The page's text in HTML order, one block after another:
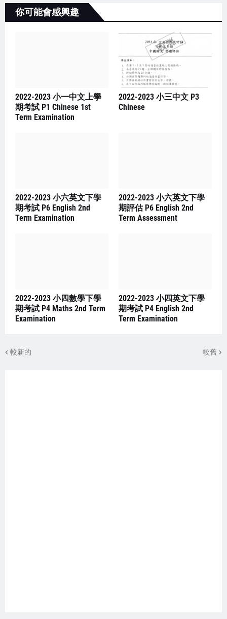
你可能會感興趣
2022-2023 小一中文上學
期考試 P1 Chinese 1st
Term Examination
2022-2023 小三中文 P3
Chinese
2022-2023 小六英文下學
期考試 P6 English 2nd
Term Examination
2022-2023 小六英文下學
期評估 P6 English 2nd
Term Assessment
2022-2023 小四數學下學
期考試 P4 Maths 2nd Term
Examination
2022-2023 小四英文下學
期考試 P4 English 2nd
Term Examination
較新的 較舊